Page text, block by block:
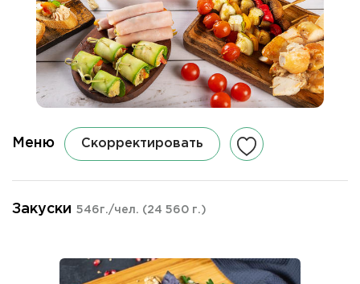
Меню Скорректировать
Закуски 546г./чел. (24 560 г.)